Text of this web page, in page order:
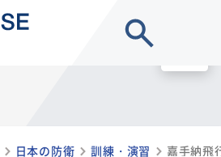
日本の防衛 訓練・演習